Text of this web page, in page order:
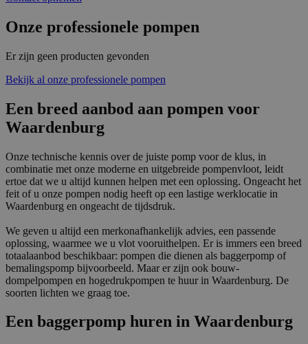
Onze professionele pompen
Er zijn geen producten gevonden
Bekijk al onze professionele pompen
Een breed aanbod aan pompen voor
Waardenburg
Onze technische kennis over de juiste pomp voor de klus, in
combinatie met onze moderne en uitgebreide pompenvloot, leidt
ertoe dat we u altijd kunnen helpen met een oplossing. Ongeacht het
feit of u onze pompen nodig heeft op een lastige werklocatie in
Waardenburg en ongeacht de tijdsdruk.
We geven u altijd een merkonafhankelijk advies, een passende
oplossing, waarmee we u vlot vooruithelpen. Er is immers een breed
totaalaanbod beschikbaar: pompen die dienen als baggerpomp of
bemalingspomp bijvoorbeeld. Maar er zijn ook bouw-
dompelpompen en hogedrukpompen te huur in Waardenburg. De
soorten lichten we graag toe.
Een baggerpomp huren in Waardenburg